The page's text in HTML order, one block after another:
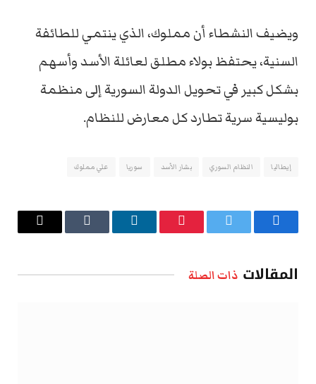
ويضيف النشطاء أن مملوك، الذي ينتمي للطائفة
السنية، يحتفظ بولاء مطلق لعائلة الأسد وأسهم
بشكل كبير في تحويل الدولة السورية إلى منظمة
بوليسية سرية تطارد كل معارض للنظام.
إيطاليا النظام السوري بشار الأسد سوريا علي مملوك
فيسبوك تويتر بينتيريستلينكدإن Tumblr
البريد
المقالات ذات الصلة